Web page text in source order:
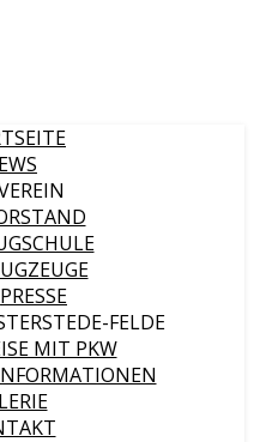
PRESSE
FELDE
MIT PKW